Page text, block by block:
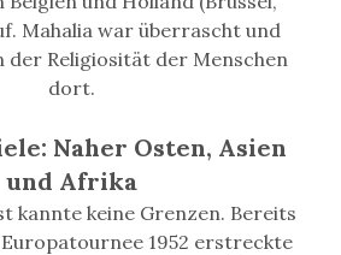
Mahalia war überrascht und
der Religiosität der Menschen
dort.
Naher Osten, Asien
und Afrika
kannte keine Grenzen. Bereits
1952 erstreckte